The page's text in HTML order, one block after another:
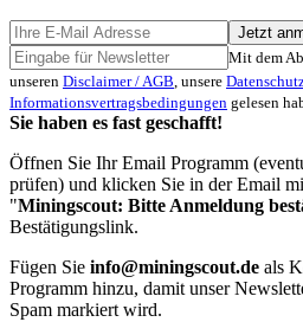
Jetzt
Mit dem
unseren Disclaimer / AGB, unsere
Informationsvertragsbedingungen gelesen
Sie haben es fast geschafft!
Öffnen Sie Ihr Email Programm
prüfen) und klicken Sie in der Email
"Miningscout: Bitte Anmeldung
Bestätigungslink.
Fügen Sie info@miningscout.de als
Programm hinzu, damit unser
Spam markiert wird.